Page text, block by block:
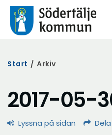
Start / Arkiv
2017-05-
Lyssna på sidan Dela